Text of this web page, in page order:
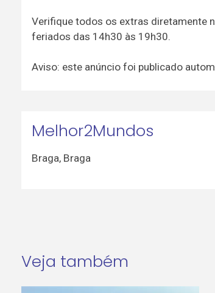
Verifique todos os extras diretamente
feriados das 14h30 às 19h30.
Aviso: este anúncio foi publicado
Melhor2Mundos
Braga, Braga
Veja também